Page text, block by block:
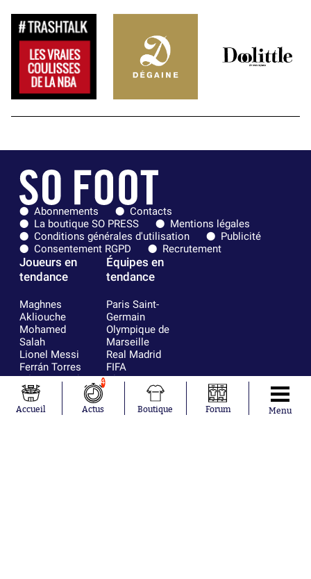
Abonnements
Contacts
La boutique SO PRESS
Mentions légales
Conditions générales d'utilisation
Publicité
Consentement RGPD
Recrutement
Joueurs en
tendance
Maghnes
Akliouche
Mohamed
Salah
Lionel Messi
Ferrán Torres
Kilian Corredor
Franco
Mastantuono
Orel Mangala
Équipes en
tendance
Paris Saint-
Germain
Olympique de
Marseille
Real Madrid
FIFA
Olympique
AS Monaco
FC Barcelone
Accueil
4
Actus Boutique Forum Menu